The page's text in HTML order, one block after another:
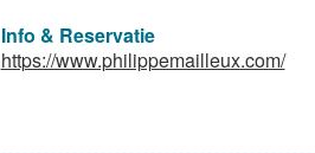
Info & Reservatie
https://www.philippemailleux.com/